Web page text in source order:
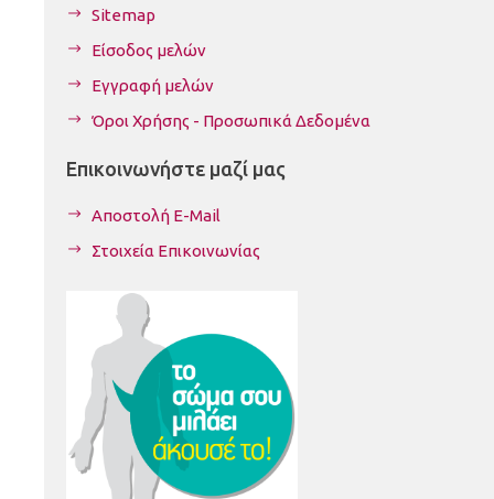
Sitemap
Είσοδος μελών
Εγγραφή μελών
Όροι Χρήσης - Προσωπικά Δεδομένα
Επικοινωνήστε μαζί μας
Αποστολή E-Mail
Στοιχεία Επικοινωνίας